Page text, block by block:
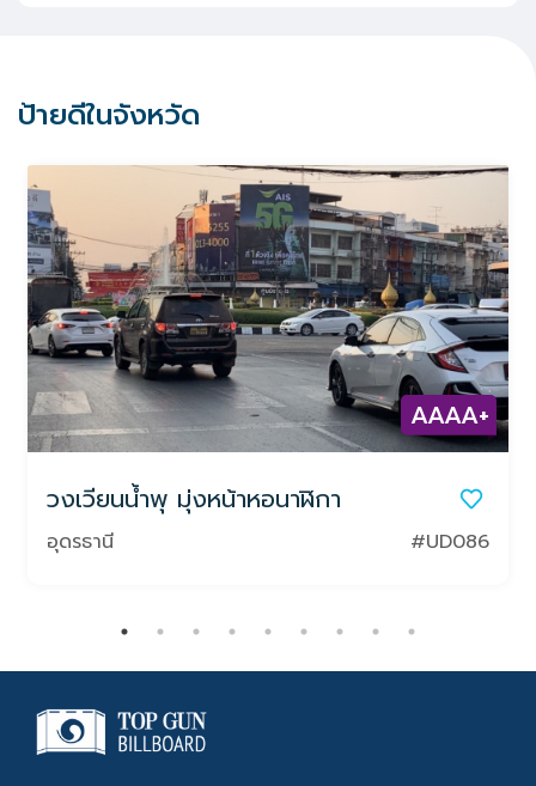
ป้ายดีในจังหวัด
AAAA+
วงเวียนน้ำพุ มุ่งหน้าหอนาฬิกา
อุดรธานี #UD086